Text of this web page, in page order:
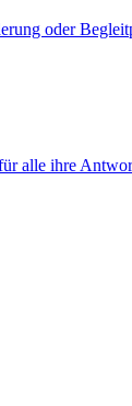
oder
alle ihre